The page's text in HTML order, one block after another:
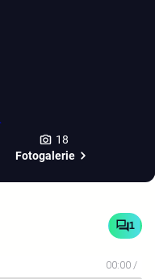
18
Fotogalerie
1
00:00 /